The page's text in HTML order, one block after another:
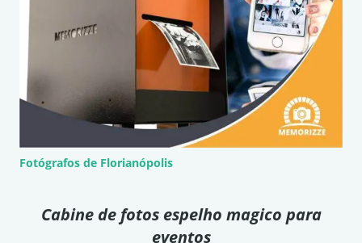
Fotógrafos de Florianópolis
Cabine de fotos espelho magico para
eventos